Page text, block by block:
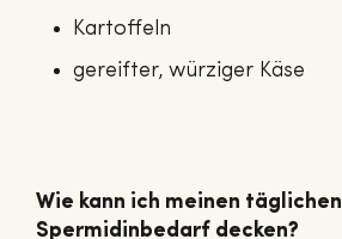
Kartoffeln
gereifter, würziger Käse
Wie kann ich meinen täglichen
Spermidinbedarf decken?